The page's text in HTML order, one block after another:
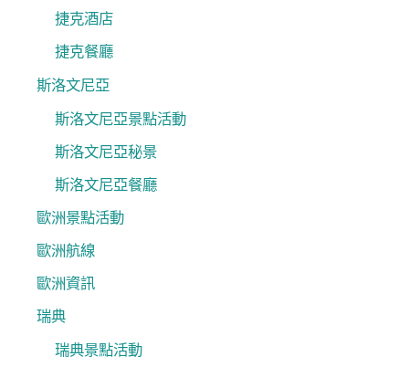
捷克酒店
捷克餐廳
斯洛文尼亞
斯洛文尼亞景點活動
斯洛文尼亞秘景
斯洛文尼亞餐廳
歐洲景點活動
歐洲航線
歐洲資訊
瑞典
瑞典景點活動